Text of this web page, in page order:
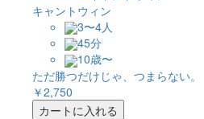
キャントウィン
3〜4人
45分
10歳〜
ただ勝つだけじゃ、つまらない。
￥2,750
カートに入れる